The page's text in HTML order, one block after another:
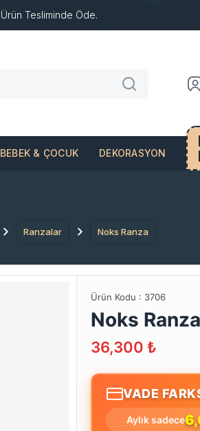
Ürün Tesliminde Öde.
& ÇOCUK DEKORASYON
Ranzalar Noks Ranza
Ürün Kodu : 3706
Noks Ranza
36,300 ₺
VADE
Aylık sadece